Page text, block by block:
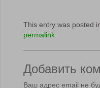
This entry was posted
permalink.
Добавить
Ваш адрес email не